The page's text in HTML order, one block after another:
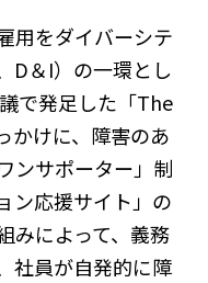
用をダイバーシテ
D＆I）の一環とし
で発足した「The
かけに、障害のあ
ンサポーター」制
ン応援サイト」の
みによって、義務
社員が自発的に障